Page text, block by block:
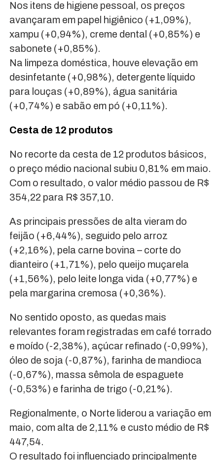
Nos itens de higiene pessoal, os preços
avançaram em papel higiênico (+1,09%),
xampu (+0,94%), creme dental (+0,85%) e
sabonete (+0,85%).
Na limpeza doméstica, houve elevação em
desinfetante (+0,98%), detergente líquido
para louças (+0,89%), água sanitária
(+0,74%) e sabão em pó (+0,11%).
Cesta de 12 produtos
No recorte da cesta de 12 produtos básicos,
o preço médio nacional subiu 0,81% em maio.
Com o resultado, o valor médio passou de R$
354,22 para R$ 357,10.
As principais pressões de alta vieram do
feijão (+6,44%), seguido pelo arroz
(+2,16%), pela carne bovina – corte do
dianteiro (+1,71%), pelo queijo muçarela
(+1,56%), pelo leite longa vida (+0,77%) e
pela margarina cremosa (+0,36%).
No sentido oposto, as quedas mais
relevantes foram registradas em café torrado
e moído (-2,38%), açúcar refinado (-0,99%),
óleo de soja (-0,87%), farinha de mandioca
(-0,67%), massa sêmola de espaguete
(-0,53%) e farinha de trigo (-0,21%).
Regionalmente, o Norte liderou a variação em
maio, com alta de 2,11% e custo médio de R$
447,54.
O resultado foi influenciado principalmente